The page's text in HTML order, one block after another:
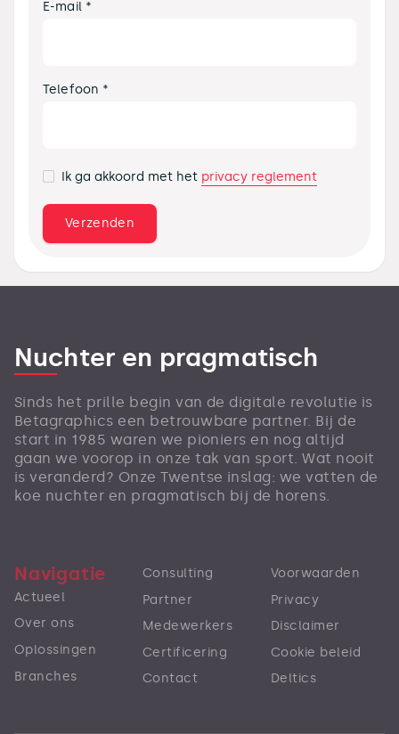
E-mail *
Telefoon *
Ik ga akkoord met het privacy reglement
Nuchter en pragmatisch
Sinds het prille begin van de digitale revolutie is
Betagraphics een betrouwbare partner. Bij de
start in 1985 waren we pioniers en nog altijd
gaan we voorop in onze tak van sport. Wat nooit
is veranderd? Onze Twentse inslag: we vatten de
koe nuchter en pragmatisch bij de horens.
Navigatie
Actueel
Over ons
Oplossingen
Branches
Consulting
Partner
Medewerkers
Certificering
Contact
Voorwaarden
Privacy
Disclaimer
Cookie beleid
Deltics